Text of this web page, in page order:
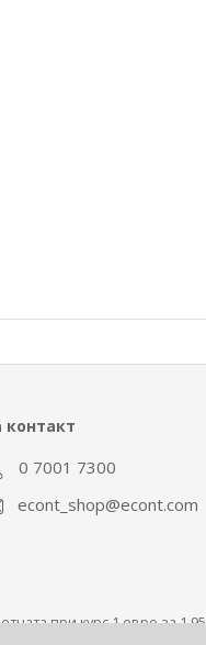
контакт
0 7001 7300
econt_shop@econt.com
при курс 1 евро за